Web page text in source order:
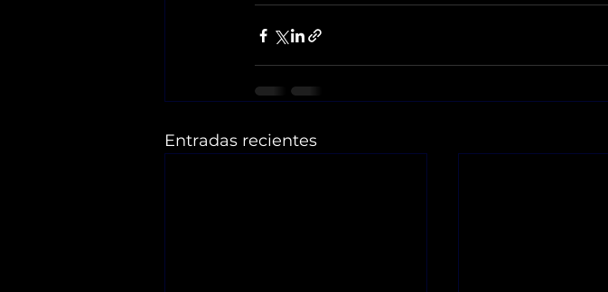
Entradas recientes